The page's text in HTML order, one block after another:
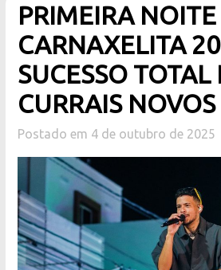
PRIMEIRA
CARNAXELITA
SUCESSO TOTAL
CURRAIS NOVOS
Postado em 4 de outubro de 2025